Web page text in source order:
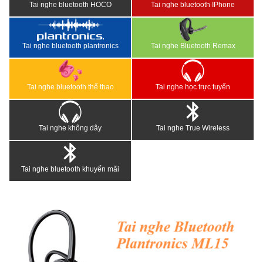
Tai nghe bluetooth HOCO Tai nghe bluetooth IPhone
Tai nghe bluetooth plantronics Tai nghe Bluetooth Remax
Tai nghe bluetooth thể thao Tai nghe học trực tuyến
Tai nghe không dây Tai nghe True Wireless
Tai nghe bluetooth khuyến mãi